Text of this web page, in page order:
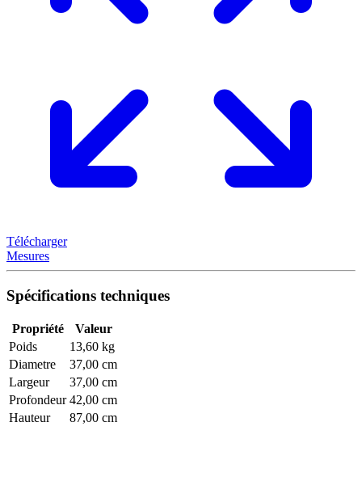
Télécharger
Mesures
Spécifications techniques
Propriété
Valeur
Poids
13,60 kg
Diametre
37,00 cm
Largeur
37,00 cm
Profondeur 42,00 cm
Hauteur
87,00 cm